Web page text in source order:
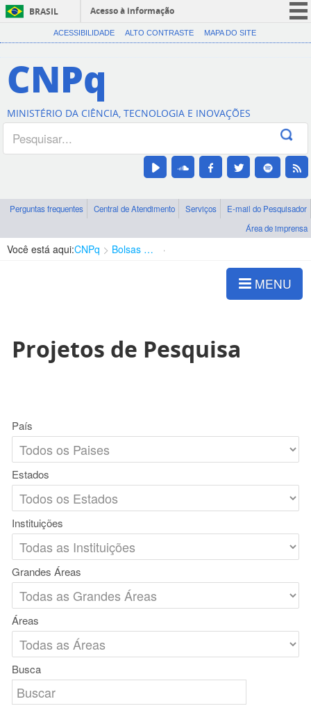
BRASIL
Acesso à informação
CORONAVÍRUS (COVID-19)
Canais
ACESSIBILIDADE ALTO CONTRASTE MAPA DO SITE
CNPq
MINISTÉRIO DA CIÊNCIA, TECNOLOGIA E INOVAÇÕES
Perguntas frequentes Central de Atendimento Serviços
E-mail do Pesquisador
Área de imprensa
Você está aqui:CNPq Bolsas e Auxílios Vigentes
MENU
Projetos de Pesquisa
País
Estados
Instituições
Grandes Áreas
Áreas
Busca